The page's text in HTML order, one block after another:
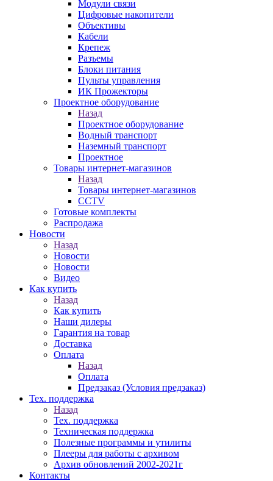
Модули связи
Цифровые накопители
Объективы
Кабели
Крепеж
Разъемы
Блоки питания
Пульты управления
ИК Прожекторы
Проектное оборудование
Назад
Проектное оборудование
Водный транспорт
Наземный транспорт
Проектное
Товары интернет-магазинов
Назад
Товары интернет-магазинов
CCTV
Готовые комплекты
Распродажа
Новости
Назад
Новости
Новости
Видео
Как купить
Назад
Как купить
Наши дилеры
Гарантия на товар
Доставка
Оплата
Назад
Оплата
Предзаказ (Условия предзаказ)
Тех. поддержка
Назад
Тех. поддержка
Техническая поддержка
Полезные программы и утилиты
Плееры для работы с архивом
Архив обновлений 2002-2021г
Контакты